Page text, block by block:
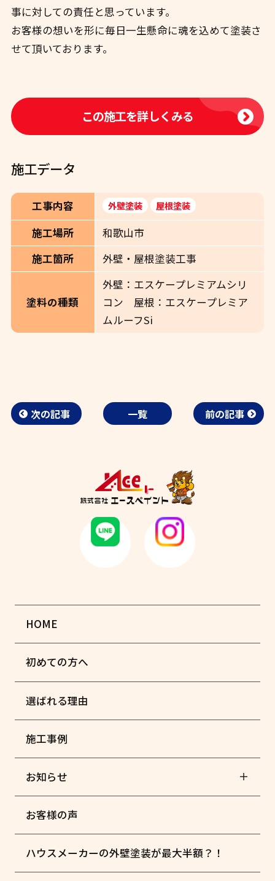
事に対しての責任と思っています。
お客様の想いを形に毎日一生懸命に魂を込めて塗装さ
せて頂いております。
この施工を詳しくみる
施工データ
工事内容 外壁塗装 屋根塗装
施工場所
和歌山市
施工箇所
外壁・屋根塗装工事
塗料の種類
外壁：エスケープレミアムシリ
コン 屋根：エスケープレミア
ムルーフSi
次の記事 一覧 前の記事
HOME
初めての方へ
選ばれる理由
施工事例
お知らせ
お客様の声
ハウスメーカーの外壁塗装が最大半額？！